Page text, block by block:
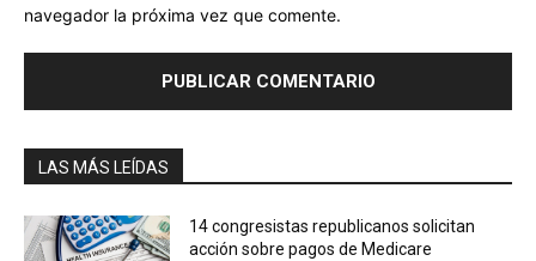
navegador la próxima vez que comente.
LAS MÁS LEÍDAS
14 congresistas republicanos solicitan
acción sobre pagos de Medicare